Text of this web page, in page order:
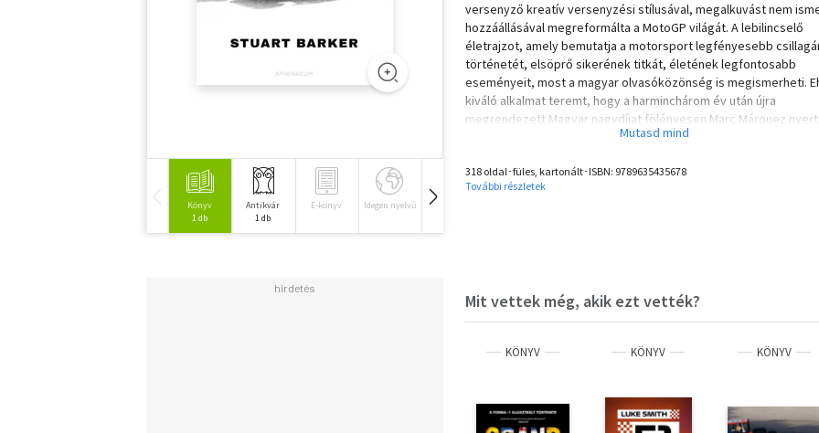
Könyv
1 db
Antikvár
1 db
E-könyv Idegen nyelvű Hangoskönyv
versenyző kreatív versenyzési stílusával, megalkuvást nem
hozzáállásával megreformálta a MotoGP világát. A lebilincselő
életrajzot, amely bemutatja a motorsport legfényesebb
történetét, elsöprő sikerének titkát, életének legfontosabb
eseményeit, most a magyar olvasóközönség is megismerheti.
kiváló alkalmat teremt, hogy a harminchárom év után újra
megrendezett Magyar nagydíjat fölényesen Marc Márquez
meg 2025 nyarán, a Balaton Park versenypályán.
Olvasd el mások véleményét is!
318 oldal･füles, kartonált･ISBN: 9789635435678
További részletek
Mit vettek még, akik ezt vették?
KÖNYV KÖNYV KÖNYV